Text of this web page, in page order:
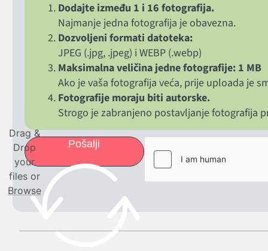
Dodajte između 1 i 16 fotografija.
Najmanje jedna fotografija je obavezna.
Dozvoljeni formati datoteka:
JPEG (.jpg, .jpeg) i WEBP (.webp)
Maksimalna veličina jedne fotografije: 1 MB
Ako je vaša fotografija veća, prije uploada je
Fotografije moraju biti autorske.
Strogo je zabranjeno postavljanje fotografija
Drag &
Drop
your
files or
Browse
Pošalji